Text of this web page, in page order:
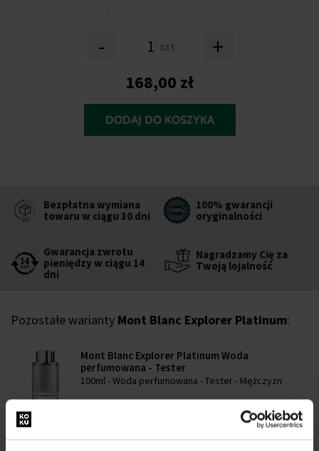
- szt. +
168,00 zł
DODAJ DO KOSZYKA
Bezpłatna wymiana
towaru w ciągu 30 dni
100% gwarancji
oryginalności
Gwarancja zwrotu
pieniędzy w ciągu 14
dni
Nagradzamy Cię za
Twoją lojalność
Pozostałe warianty Mont Blanc Explorer Platinum:
Mont Blanc Explorer Platinum Woda
perfumowana - Tester
100ml - Woda perfumowana - Tester - Mężczyzn
w magazynie
177,00 zł